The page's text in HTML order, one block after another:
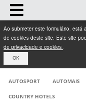
Ao submeter este formulário, está
de cookies deste site. Este site
de privacidade e cookies .
OK
AUTOSPORT AUTOMAIS
COUNTRY HOTELS